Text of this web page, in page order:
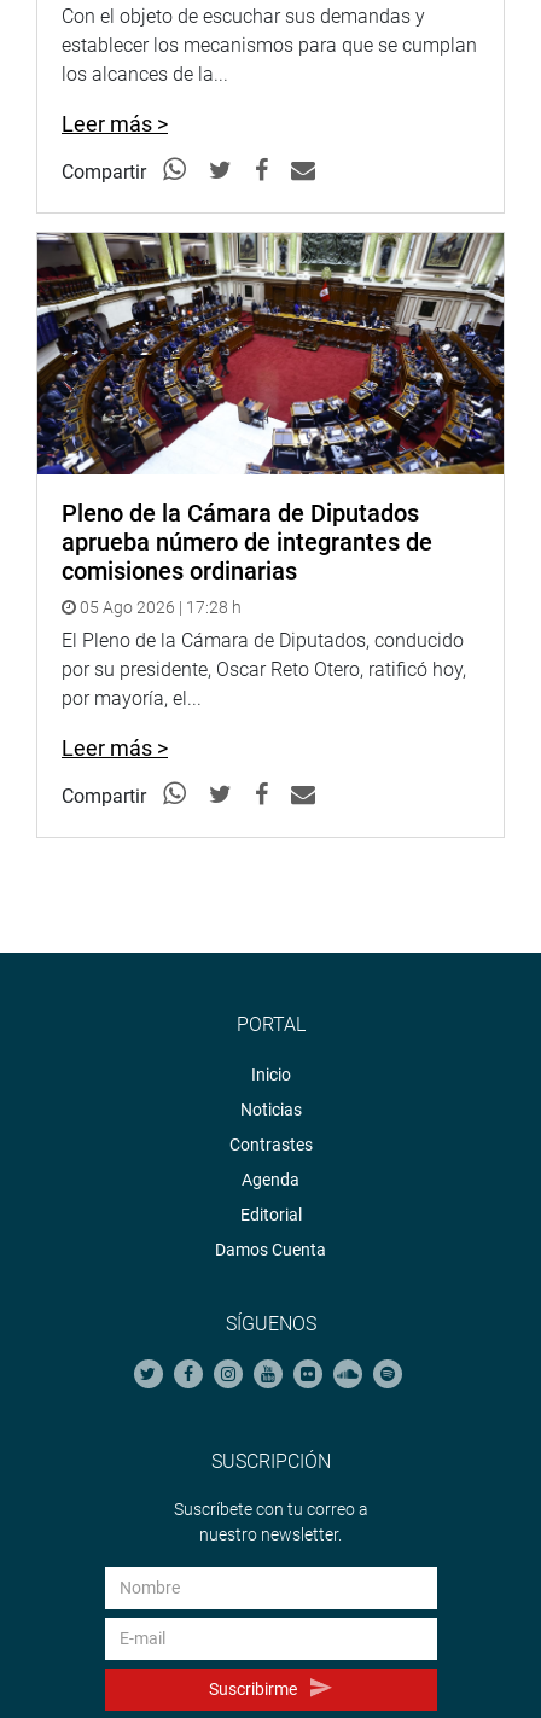
Además, continuó, “recibimos información actualizada de
las acciones de prevención en el distrito de Ciudad Nueva
huaycos”.
OFICINA DE COMUNICACIONES E IMAGEN
INSTITUCIONAL
Con el objeto de escuchar sus demandas y
establecer los mecanismos para que se cumplan
los alcances de la...
Leer más >
Compartir
Pleno de la Cámara de Diputados
aprueba número de integrantes de
comisiones ordinarias
05 Ago 2026 | 17:28 h
El Pleno de la Cámara de Diputados, conducido
por su presidente, Oscar Reto Otero, ratificó hoy,
por mayoría, el...
Leer más >
Compartir
PORTAL
Inicio
Noticias
Contrastes
Agenda
Editorial
Damos Cuenta
SÍGUENOS
SUSCRIPCIÓN
Suscríbete con tu correo a
nuestro newsletter.
Suscribirme